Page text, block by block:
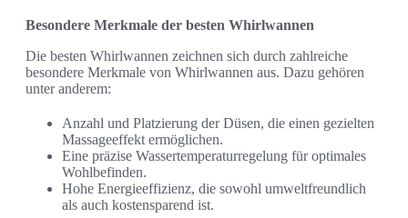
Besondere Merkmale der besten Whirlwannen
Die besten Whirlwannen zeichnen sich durch zahlreiche
besondere Merkmale von Whirlwannen aus. Dazu gehören
unter anderem:
Anzahl und Platzierung der Düsen, die einen gezielten
Massageeffekt ermöglichen.
Eine präzise Wassertemperaturregelung für optimales
Wohlbefinden.
Hohe Energieeffizienz, die sowohl umweltfreundlich
als auch kostensparend ist.